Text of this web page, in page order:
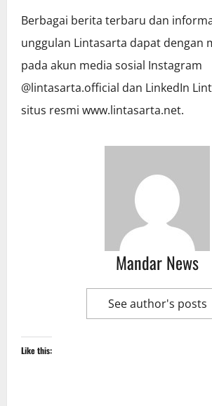
Berbagai berita terbaru dan
unggulan Lintasarta dapat dengan
pada akun media sosial Instagram
@lintasarta.official dan LinkedIn
situs resmi www.lintasarta.net.
Mandar News
See author's posts
Like this: